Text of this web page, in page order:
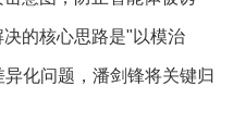
的核心思路是"以模治
化问题，潘剑锋将关键归